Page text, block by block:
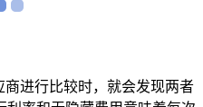
进行比较时，就会发现两者